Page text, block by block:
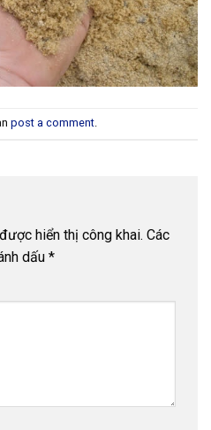
post a comment.
hiển thị công khai. Các
dấu *